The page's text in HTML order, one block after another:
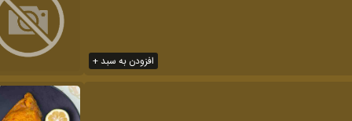
افزودن به سبد +